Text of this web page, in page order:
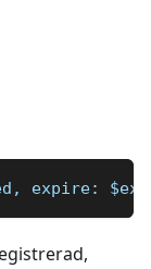
expire: